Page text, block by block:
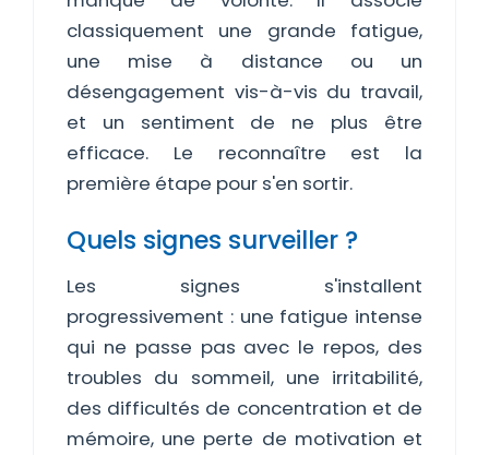
classiquement une grande fatigue,
une mise à distance ou un
désengagement vis-à-vis du travail,
et un sentiment de ne plus être
efficace. Le reconnaître est la
première étape pour s'en sortir.
Quels signes surveiller ?
Les signes s'installent
progressivement : une fatigue intense
qui ne passe pas avec le repos, des
troubles du sommeil, une irritabilité,
des difficultés de concentration et de
mémoire, une perte de motivation et